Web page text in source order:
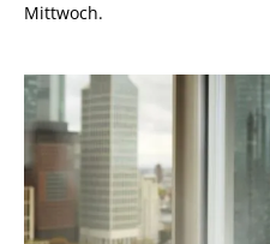
Mittwoch.